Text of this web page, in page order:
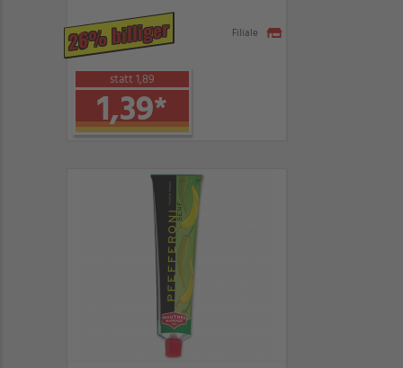
26% billiger
statt 1,89
1,39*
Filiale